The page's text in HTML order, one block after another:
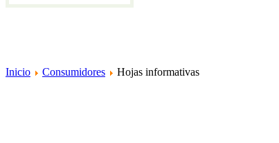
Inicio Consumidores
Hojas informativas